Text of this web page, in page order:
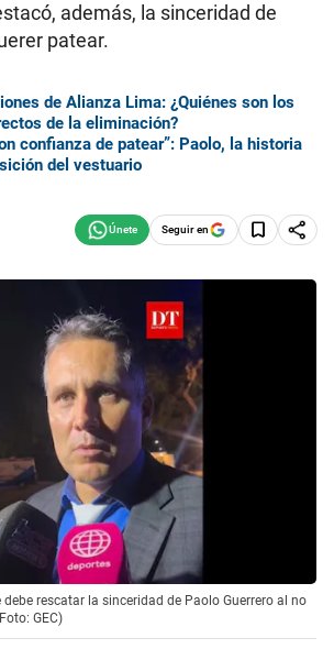
además, la sinceridad de
patear.
de Alianza Lima: ¿Quiénes son los
de la eliminación?
confianza de patear”: Paolo, la historia
del vestuario
Seguir en
debe rescatar la sinceridad de Paolo Guerrero al no
GEC)